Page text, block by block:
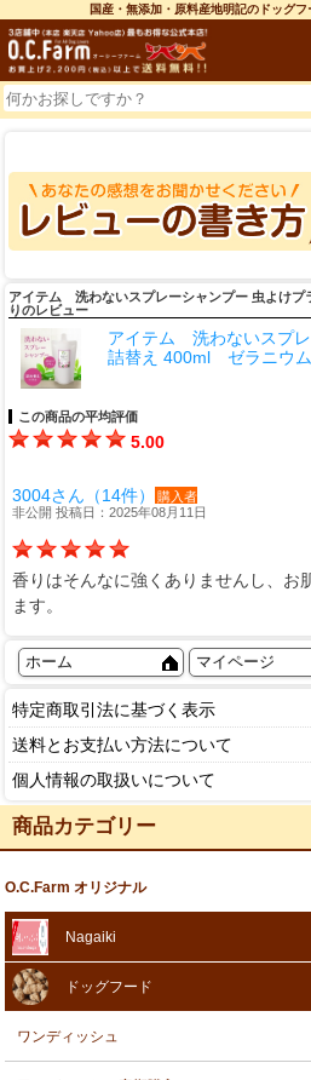
国産・無添加・原料産地明記のドッグ
アイテム 洗わないスプレーシャンプー 虫よけ
りのレビュー
アイテム 洗わないスプ
詰替え 400ml ゼラニウム
この商品の平均評価
5.00
3004さん（14件）
購入者
非公開 投稿日：2025年08月11日
香りはそんなに強くありませんし、お
ます。
ホーム マイページ
特定商取引法に基づく表示
送料とお支払い方法について
個人情報の取扱いについて
商品カテゴリー
O.C.Farm オリジナル
Nagaiki
ドッグフード
ワンディッシュ